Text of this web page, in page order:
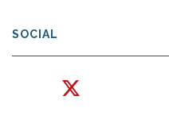
SOCIAL